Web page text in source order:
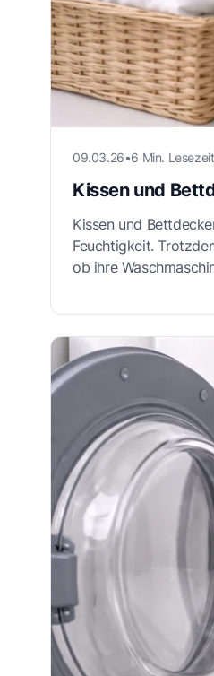
09.03.26•6 Min. Lesezeit
Kissen und
Kissen und
Feuchtigkeit.
ob ihre
jedoch problemlos